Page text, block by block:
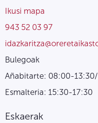
Ikusi mapa
943 52 03 97
Bulegoak
Añabitarte: 08:00-
Esmalteria: 15:30-17:30
Eskaerak